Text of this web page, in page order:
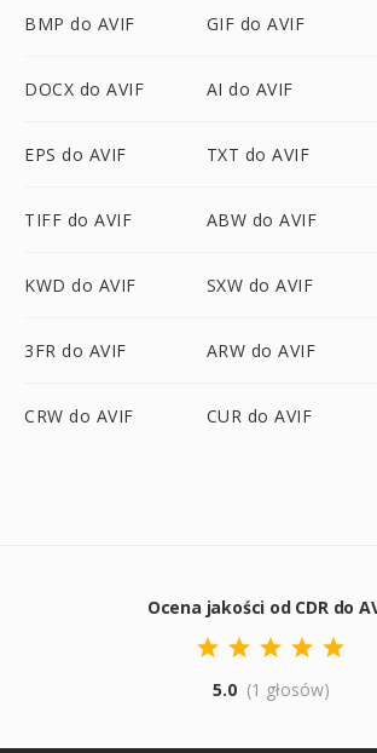
BMP do AVIF GIF do AVIF
DOCX do AVIF AI do AVIF
EPS do AVIF TXT do AVIF
TIFF do AVIF ABW do AVIF
KWD do AVIF SXW do AVIF
3FR do AVIF ARW do AVIF
CRW do AVIF CUR do AVIF
Ocena jakości od CDR do
5.0 (1 głosów)